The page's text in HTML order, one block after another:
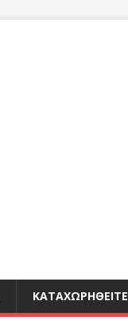
ΚΑΤΑΧΩΡΗΘΕΊΤΕ